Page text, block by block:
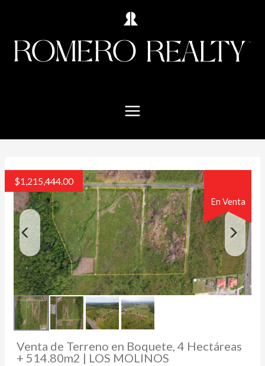
En Venta
$1,215,444.00
Venta de Terreno en Boquete, 4 Hectáreas
+ 514.80m2 | LOS MOLINOS